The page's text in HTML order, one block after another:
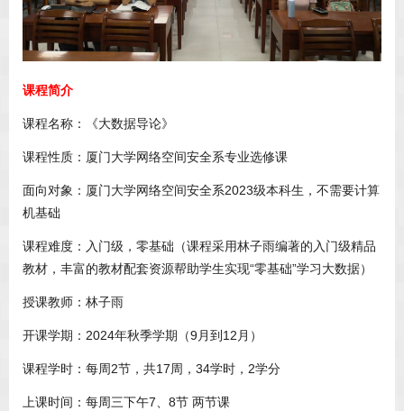
课程简介
课程名称：《大数据导论》
课程性质：厦门大学网络空间安全系专业选修课
面向对象：厦门大学网络空间安全系2023级本科生，不需要计算
机基础
课程难度：入门级，零基础（课程采用林子雨编著的入门级精品
教材，丰富的教材配套资源帮助学生实现“零基础”学习大数据）
授课教师：林子雨
开课学期：2024年秋季学期（9月到12月）
课程学时：每周2节，共17周，34学时，2学分
上课时间：每周三下午7、8节 两节课